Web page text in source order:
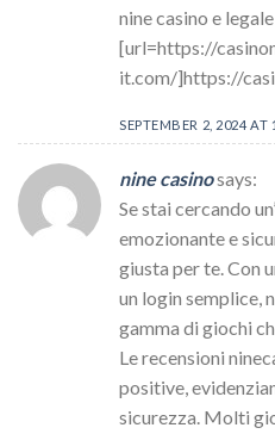
nine casino e
[url=https://
it.com/]https://
SEPTEMBER 2, 2024 AT
nine casinosays:
Se stai cercando
emozionante e
giusta per te. Con
un login semplice,
gamma di giochi
Le recensioni
positive,
sicurezza. Molti